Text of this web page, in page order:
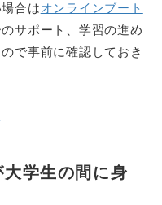
合はオンラインブート
サポート、学習の進め
で事前に確認しておき
学生の間に身